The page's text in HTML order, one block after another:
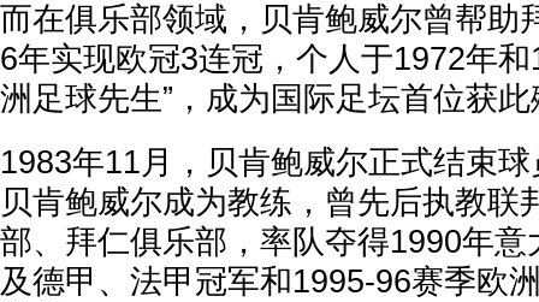
而在俱乐部领域，贝肯鲍威尔曾帮助
6年实现欧冠3连冠，个人于1972年
洲足球先生”，成为国际足坛首位获
1983年11月，贝肯鲍威尔正式结束
贝肯鲍威尔成为教练，曾先后执教联
部、拜仁俱乐部，率队夺得1990年
及德甲、法甲冠军和1995-96赛季欧